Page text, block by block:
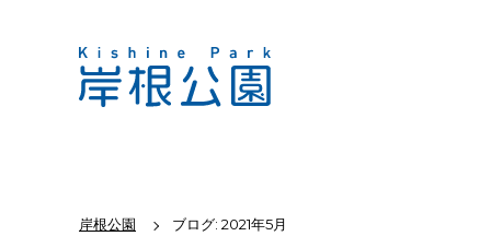
岸根公園 ブログ: 2021年5月